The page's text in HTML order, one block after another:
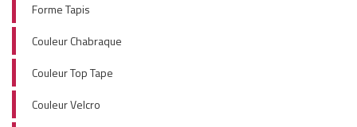
Forme Tapis
Couleur Chabraque
Couleur Top Tape
Couleur Velcro